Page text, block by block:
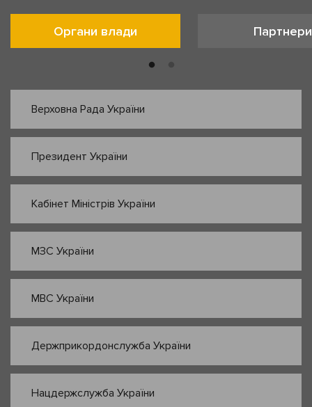
Органи влади Партнери
Верховна Рада України
Президент України
Кабінет Міністрів України
МЗС України
МВС України
Держприкордонслужба України
Нацдержслужба України